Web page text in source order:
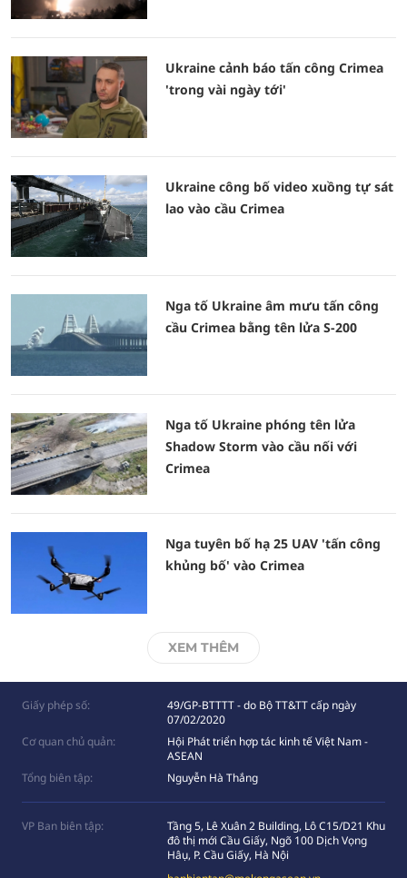
Ukraine cảnh báo tấn công Crimea
'trong vài ngày tới'
Ukraine công bố video xuồng tự sát
lao vào cầu Crimea
Nga tố Ukraine âm mưu tấn công
cầu Crimea bằng tên lửa S-200
Nga tố Ukraine phóng tên lửa
Shadow Storm vào cầu nối với
Crimea
Nga tuyên bố hạ 25 UAV 'tấn công
khủng bố' vào Crimea
XEM THÊM
Giấy phép số:
49/GP-BTTTT - do Bộ TT&TT cấp ngày
07/02/2020
Cơ quan chủ quản:
Hội Phát triển hợp tác kinh tế Việt Nam -
ASEAN
Tổng biên tập:
Nguyễn Hà Thắng
VP Ban biên tập:
Tầng 5, Lê Xuân 2 Building, Lô C15/D21 Khu
đô thị mới Cầu Giấy, Ngõ 100 Dịch Vọng
Hâụ, P. Cầu Giấy, Hà Nội